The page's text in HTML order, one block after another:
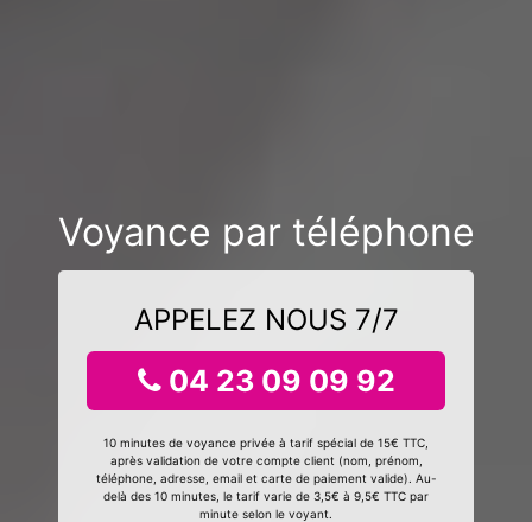
Voyance par téléphone
APPELEZ NOUS 7/7
04 23 09 09 92
10 minutes de voyance privée à tarif spécial de 15€ TTC,
après validation de votre compte client (nom, prénom,
téléphone, adresse, email et carte de paiement valide). Au-
delà des 10 minutes, le tarif varie de 3,5€ à 9,5€ TTC par
minute selon le voyant.